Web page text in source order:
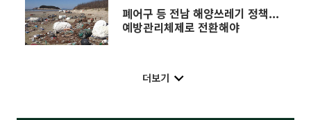
폐어구 등 전남 해양쓰레기 정책...
예방관리체제로 전환해야
더보기